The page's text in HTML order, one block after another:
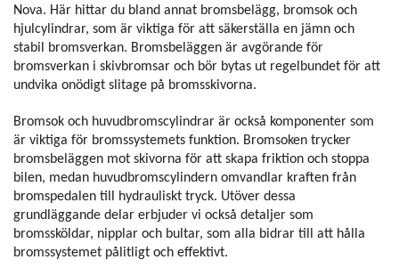
Nova. Här hittar du bland annat bromsbelägg, bromsok och
hjulcylindrar, som är viktiga för att säkerställa en jämn och
stabil bromsverkan. Bromsbeläggen är avgörande för
bromsverkan i skivbromsar och bör bytas ut regelbundet för att
undvika onödigt slitage på bromsskivorna.
Bromsok och huvudbromscylindrar är också komponenter som
är viktiga för bromssystemets funktion. Bromsoken trycker
bromsbeläggen mot skivorna för att skapa friktion och stoppa
bilen, medan huvudbromscylindern omvandlar kraften från
bromspedalen till hydrauliskt tryck. Utöver dessa
grundläggande delar erbjuder vi också detaljer som
bromssköldar, nipplar och bultar, som alla bidrar till att hålla
bromssystemet pålitligt och effektivt.